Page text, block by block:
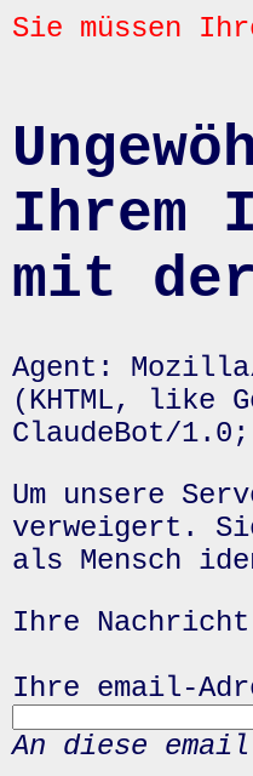
Sie müssen
Ihrem
mit
Agent:
(KHTML, like
ClaudeBot/
Um unsere
verweigert.
als Mensch
Ihre Nachricht
Ihre email-
An diese